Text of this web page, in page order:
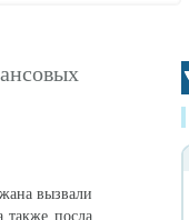
вызвали
посла